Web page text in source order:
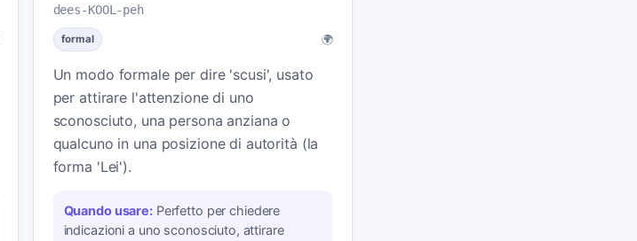
dees-KOOL-peh
formal 🌍
Un modo formale per dire 'scusi', usato
per attirare l'attenzione di uno
sconosciuto, una persona anziana o
qualcuno in una posizione di autorità (la
forma 'Lei').
Quando usare: Perfetto per chiedere
indicazioni a uno sconosciuto, attirare